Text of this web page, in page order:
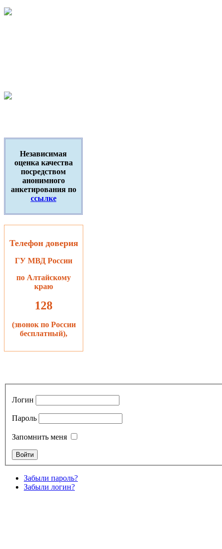
Независимая
оценка качества
посредством
анонимного
анкетирования по
ссылке
Телефон доверия
ГУ МВД России
по Алтайскому
краю
128
(звонок по России
бесплатный),
Логин
Пароль
Запомнить меня
Забыли пароль?
Забыли логин?